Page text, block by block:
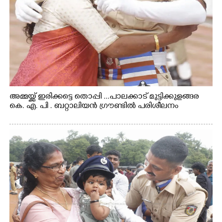
അമ്മയ്ക്ക് ഇരിക്കട്ടെ തൊപ്പി ...പാലക്കാട് മുട്ടിക്കുളങ്ങര
കെ. എ. പി . ബറ്റാലിയൻ ഗ്രൗണ്ടിൽ പരിശീലനം